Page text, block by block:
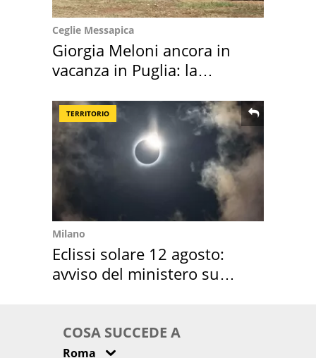
Ceglie Messapica
Giorgia Meloni ancora in
vacanza in Puglia: la
TERRITORIO
Milano
Eclissi solare 12 agosto:
avviso del ministero su